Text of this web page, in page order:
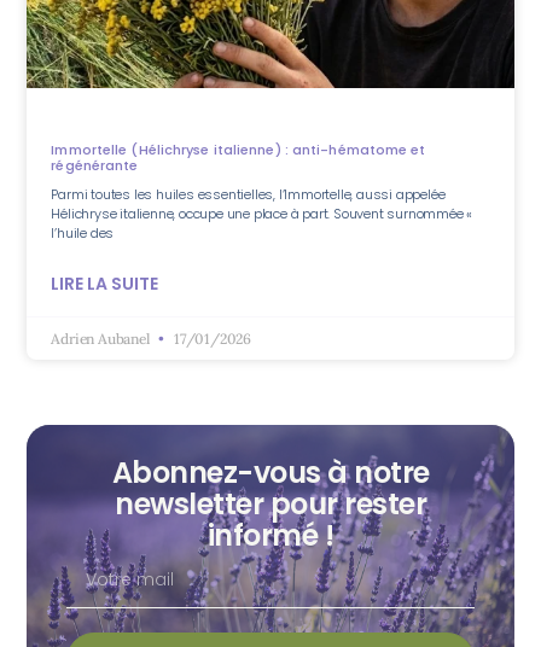
Immortelle (Hélichryse italienne) : anti-hématome et
régénérante
Parmi toutes les huiles essentielles, l’Immortelle, aussi appelée
Hélichryse italienne, occupe une place à part. Souvent surnommée «
l’huile des
LIRE LA SUITE
Adrien Aubanel 17/01/2026
Abonnez-vous à notre
newsletter pour rester
informé !